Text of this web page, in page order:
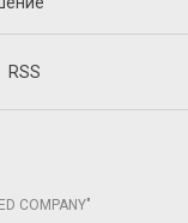
RSS
COMPANY"